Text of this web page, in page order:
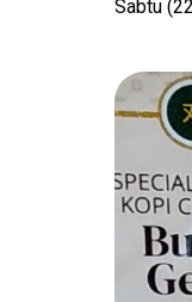
Sabtu